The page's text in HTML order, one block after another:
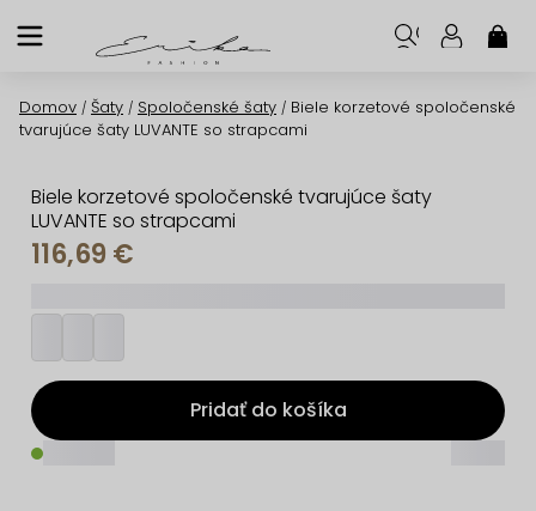
na
Domov / Šaty / Spoločenské šaty / Biele korzetové spoločenské
tvarujúce šaty LUVANTE so strapcami
Biele korzetové spoločenské tvarujúce šaty
LUVANTE so strapcami
116,69 €
Pridať do košíka